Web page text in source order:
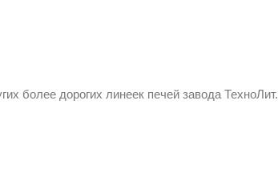
более дорогих линеек печей завода ТехноЛит.